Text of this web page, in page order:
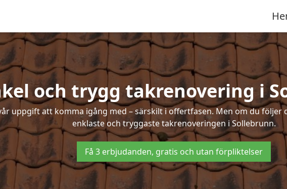
och trygg takrenovering i
uppgift att komma igång med – särskilt i offertfasen. Men om du
enklaste och tryggaste takrenoveringen i Sollebrunn.
Få 3 erbjudanden, gratis och utan förpliktelser